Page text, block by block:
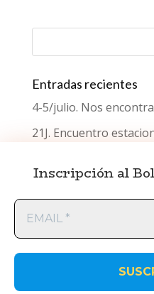
Inscripción al
EMAIL
Entradas recientes
4-5/julio. Nos
21J. Encuentro
Encuentro estacional
Encuentro estacional